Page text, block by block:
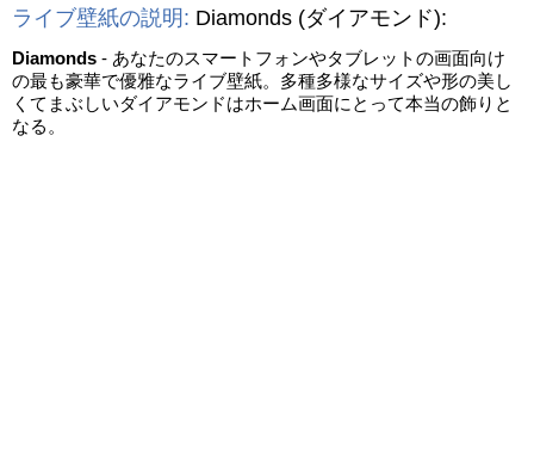
ライブ壁紙の説明: Diamonds (ダイアモンド):
Diamonds - あなたのスマートフォンやタブレットの画面向け
の最も豪華で優雅なライブ壁紙。多種多様なサイズや形の美し
くてまぶしいダイアモンドはホーム画面にとって本当の飾りと
なる。